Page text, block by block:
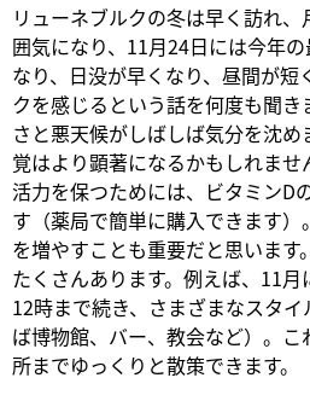
リューネブルクの冬は早く訪れ
囲気になり、11月24日には今年
なり、日没が早くなり、昼間が
クを感じるという話を何度も聞
さと悪天候がしばしば気分を沈
覚はより顕著になるかもしれま
活力を保つためには、ビタミンD
す（薬局で簡単に購入できます
を増やすことも重要だと思いま
たくさんあります。例えば、11
12時まで続き、さまざまなスタ
ば博物館、バー、教会など）。
所までゆっくりと散策できます。